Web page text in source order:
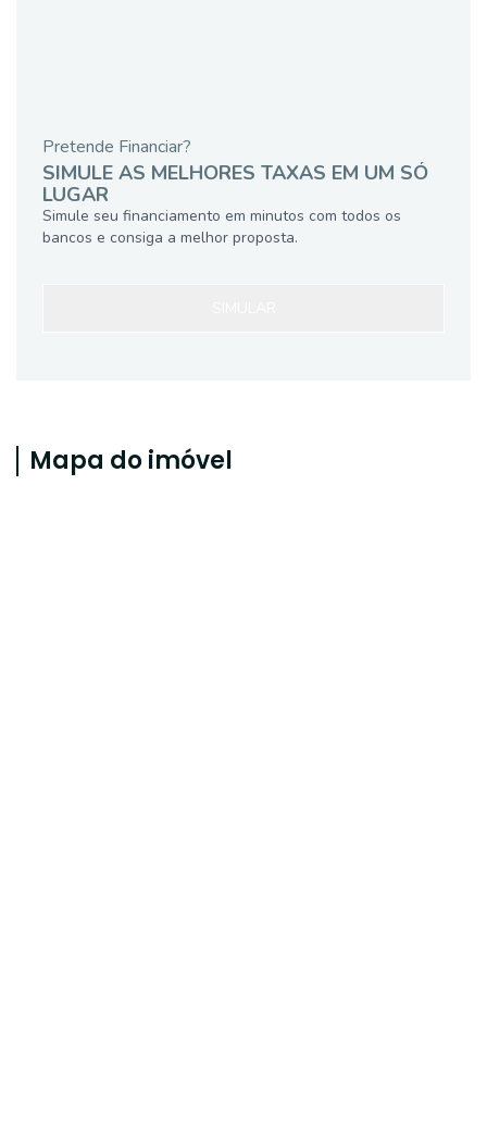
Pretende Financiar?
SIMULE AS MELHORES TAXAS EM UM SÓ
LUGAR
Simule seu financiamento em minutos com todos os
bancos e consiga a melhor proposta.
Mapa do imóvel